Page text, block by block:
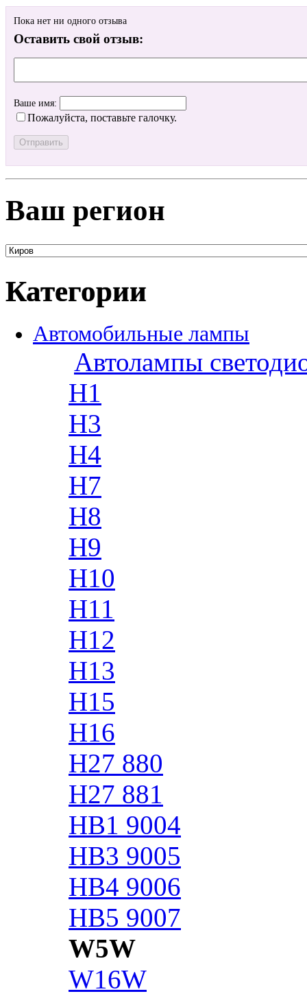
Пока нет ни одного отзыва
Оставить свой отзыв:
Ваше имя:
Пожалуйста, поставьте галочку.
Ваш регион
Категории
Автомобильные лампы
Автолампы
H1
H3
H4
H7
H8
H9
H10
H11
H12
H13
H15
H16
H27 880
H27 881
HB1 9004
HB3 9005
HB4 9006
HB5 9007
W5W
W16W